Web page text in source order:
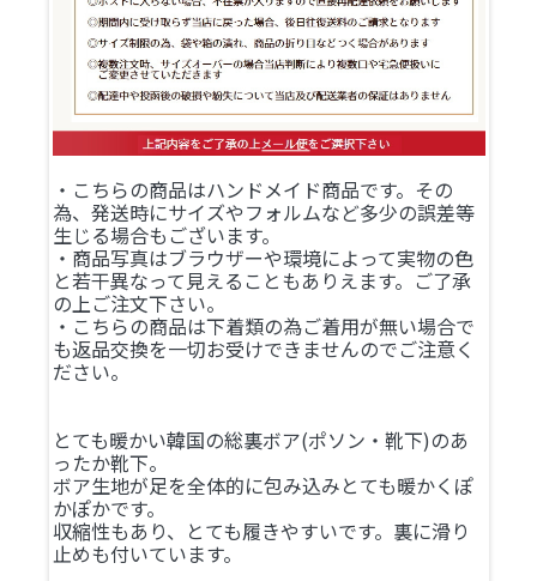
・こちらの商品はハンドメイド商品です。その
為、発送時にサイズやフォルムなど多少の誤差等
生じる場合もございます。
・商品写真はブラウザーや環境によって実物の色
と若干異なって見えることもありえます。ご了承
の上ご注文下さい。
・こちらの商品は下着類の為ご着用が無い場合で
も返品交換を一切お受けできませんのでご注意く
ださい。
とても暖かい韓国の総裏ボア(ポソン・靴下)のあ
ったか靴下。
ボア生地が足を全体的に包み込みとても暖かくぽ
かぽかです。
収縮性もあり、とても履きやすいです。裏に滑り
止めも付いています。